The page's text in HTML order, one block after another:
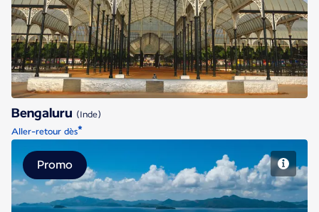
Bengaluru
Bengaluru (Inde)
Aller-retour dès*
Promo